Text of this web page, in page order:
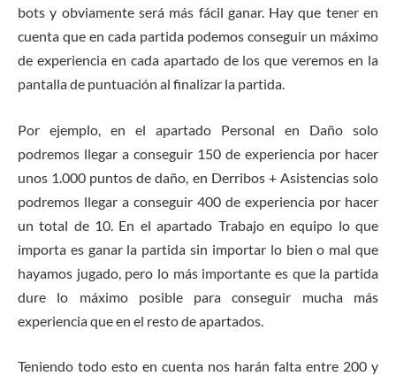
bots y obviamente será más fácil ganar. Hay que tener en
cuenta que en cada partida podemos conseguir un máximo
de experiencia en cada apartado de los que veremos en la
pantalla de puntuación al finalizar la partida.
Por ejemplo, en el apartado Personal en Daño solo
podremos llegar a conseguir 150 de experiencia por hacer
unos 1.000 puntos de daño, en Derribos + Asistencias solo
podremos llegar a conseguir 400 de experiencia por hacer
un total de 10. En el apartado Trabajo en equipo lo que
importa es ganar la partida sin importar lo bien o mal que
hayamos jugado, pero lo más importante es que la partida
dure lo máximo posible para conseguir mucha más
experiencia que en el resto de apartados.
Teniendo todo esto en cuenta nos harán falta entre 200 y